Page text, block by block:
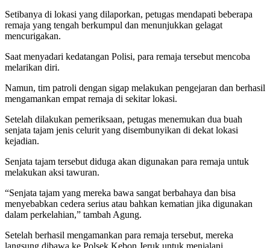
Setibanya di lokasi yang dilaporkan, petugas mendapati beberapa
remaja yang tengah berkumpul dan menunjukkan gelagat
mencurigakan.
Saat menyadari kedatangan Polisi, para remaja tersebut mencoba
melarikan diri.
Namun, tim patroli dengan sigap melakukan pengejaran dan berhasil
mengamankan empat remaja di sekitar lokasi.
Setelah dilakukan pemeriksaan, petugas menemukan dua buah
senjata tajam jenis celurit yang disembunyikan di dekat lokasi
kejadian.
Senjata tajam tersebut diduga akan digunakan para remaja untuk
melakukan aksi tawuran.
“Senjata tajam yang mereka bawa sangat berbahaya dan bisa
menyebabkan cedera serius atau bahkan kematian jika digunakan
dalam perkelahian,” tambah Agung.
Setelah berhasil mengamankan para remaja tersebut, mereka